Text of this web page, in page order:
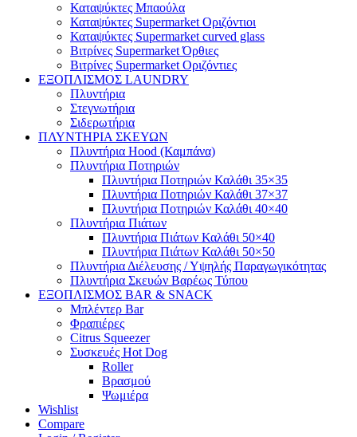
Καταψύκτες Μπαούλα
Καταψύκτες Supermarket Οριζόντιοι
Καταψύκτες Supermarket curved glass
Βιτρίνες Supermarket Όρθιες
Βιτρίνες Supermarket Οριζόντιες
ΕΞΟΠΛΙΣΜΟΣ LAUNDRY
Πλυντήρια
Στεγνωτήρια
Σιδερωτήρια
ΠΛΥΝΤΗΡΙΑ ΣΚΕΥΩΝ
Πλυντήρια Hood (Καμπάνα)
Πλυντήρια Ποτηριών
Πλυντήρια Ποτηριών Καλάθι 35×35
Πλυντήρια Ποτηριών Καλάθι 37×37
Πλυντήρια Ποτηριών Καλάθι 40×40
Πλυντήρια Πιάτων
Πλυντήρια Πιάτων Καλάθι 50×40
Πλυντήρια Πιάτων Καλάθι 50×50
Πλυντήρια Διέλευσης / Υψηλής Παραγωγικότητας
Πλυντήρια Σκευών Βαρέως Τύπου
ΕΞΟΠΛΙΣΜΟΣ BAR & SNACK
Μπλέντερ Bar
Φραπιέρες
Citrus Squeezer
Συσκευές Hot Dog
Roller
Βρασμού
Ψωμιέρα
Wishlist
Compare